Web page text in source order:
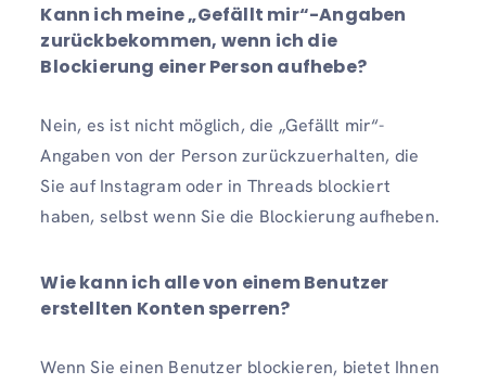
Kann ich meine „Gefällt mir“-Angaben
zurückbekommen, wenn ich die
Blockierung einer Person aufhebe?
Nein, es ist nicht möglich, die „Gefällt mir“-
Angaben von der Person zurückzuerhalten, die
Sie auf Instagram oder in Threads blockiert
haben, selbst wenn Sie die Blockierung aufheben.
Wie kann ich alle von einem Benutzer
erstellten Konten sperren?
Wenn Sie einen Benutzer blockieren, bietet Ihnen